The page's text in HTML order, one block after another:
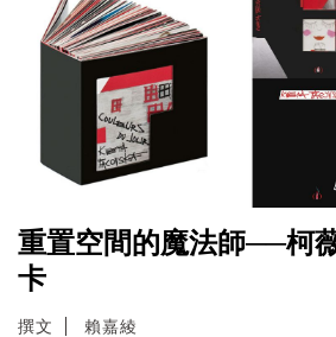
重置空間的魔法師──柯
卡
撰文 賴嘉綾